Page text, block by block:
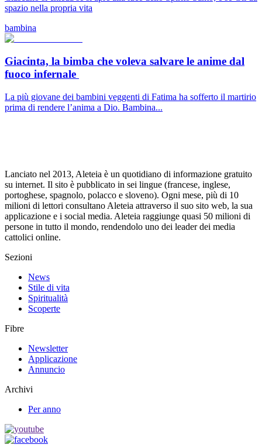
spazio nella propria vita
bambina
Giacinta, la bimba che voleva salvare le anime dal
fuoco infernale
La più giovane dei bambini veggenti di Fatima ha sofferto il martirio
prima di rendere l’anima a Dio. Bambina...
Lanciato nel 2013, Aleteia è un quotidiano di informazione gratuito
su internet. Il sito è pubblicato in sei lingue (francese, inglese,
portoghese, spagnolo, polacco e sloveno). Ogni mese, più di 10
milioni di lettori consultano Aleteia attraverso il suo sito web, la sua
applicazione e i social media. Aleteia raggiunge quasi 50 milioni di
persone in tutto il mondo, rendendolo uno dei leader dei media
cattolici online.
Sezioni
News
Stile di vita
Spiritualità
Scoperte
Fibre
Newsletter
Applicazione
Annuncio
Archivi
Per anno